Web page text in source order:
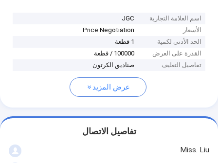
اسم العلامة التجارية
JGC
الأسعار
Price Negotiation
الحد الأدنى لكمية
1 قطعة
القدرة على العرض
100000 / قطعة
تفاصيل التغليف
صناديق الكرتون
عرض المزيد
تفاصيل الاتصال
Miss. Liu